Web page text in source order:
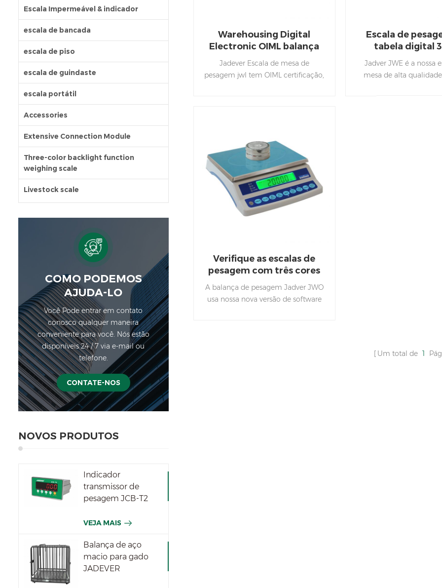
Escala Impermeável & indicador
escala de bancada
escala de piso
escala de guindaste
escala portátil
Accessories
Extensive Connection Module
Three-color backlight function
weighing scale
Livestock scale
COMO PODEMOS
AJUDA-LO
Você Pode entrar em contato
conosco qualquer maneira
conveniente para você. Nós estão
disponíveis 24 / 7 via e-mail ou
telefone.
CONTATE-NOS
NOVOS PRODUTOS
Indicador
transmissor de
pesagem JCB-T2
VEJA MAIS
Balança de aço
macio para gado
JADEVER
Warehousing Digital
Electronic OIML balança
Jadever Escala de mesa de
pesagem jwl tem OIML certificação,
Escala de
tabela digital
Jadver JWE é a nossa
mesa de alta
Verifique as escalas de
pesagem com três cores
A balança de pesagem Jadver JWO
usa nossa nova versão de software
Um total de 1